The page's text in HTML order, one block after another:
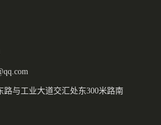
路与工业大道交汇处东300米路南